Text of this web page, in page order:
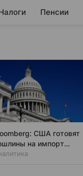
Пенсии
США готовят
на импорт